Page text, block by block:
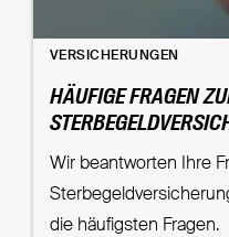
VERSICHERUNGEN
HÄUFIGE FRAGEN
Wir beantworten Ihre
die häufigsten Fragen.